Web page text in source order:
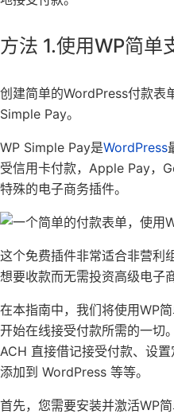
方法 1.使用WP简单
创建简单的WordPress付款表
Simple Pay。
WP Simple Pay是WordPress
受信用卡付款，Apple Pay，
特殊的电子商务插件。
这个免费插件非常适合非营利
想要收款而无需投资高级电子
在本指南中，我们将使用WP
开始在线接受付款所需的一切
ACH 直接借记接受付款、设置
添加到 WordPress 等等。
首先，您需要安装并激活WP简